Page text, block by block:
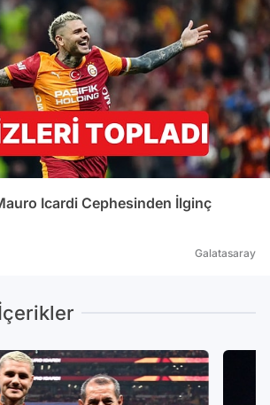
Icardi Cephesinden İlginç
Galatasaray